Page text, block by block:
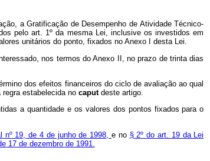
a Gratificação de Desempenho de Atividade Técnico-
pelo art. 1ºda mesma Lei, inclusive os investidos em
unitários do ponto, fixados no Anexo I desta Lei.
nos termos do Anexo II, no prazo de trinta dias
dos efeitos financeiros do ciclo de avaliação ao qual
estabelecida no caput deste artigo.
a quantidade e os valores dos pontos fixados para o
nº 19, de 4 de junho de 1998, e no § 2º do art. 19 da Lei
17 de dezembro de 1991.